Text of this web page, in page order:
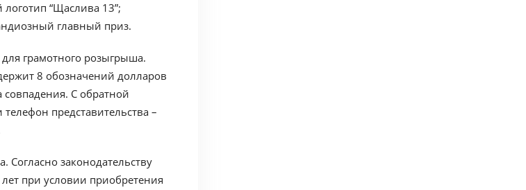
“Щаслива 13”;
главный приз.
для грамотного розыгрыша.
8 обозначений долларов
совпадения. С обратной
представительства –
Согласно законодательству
при условии приобретения